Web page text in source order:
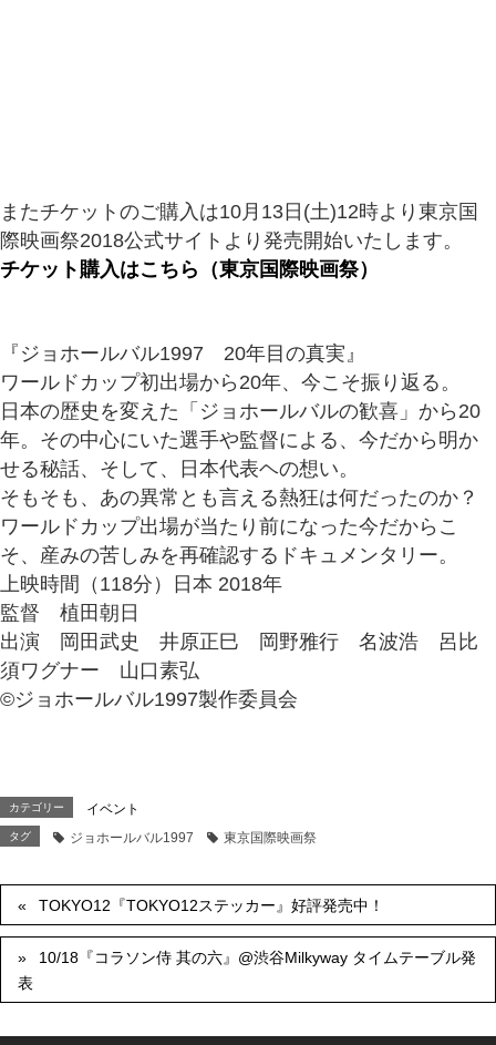
またチケットのご購入は10月13日(土)12時より東京国
際映画祭2018公式サイトより発売開始いたします。
チケット購入はこちら（東京国際映画祭）
『ジョホールバル1997 20年目の真実』
ワールドカップ初出場から20年、今こそ振り返る。
日本の歴史を変えた「ジョホールバルの歓喜」から20
年。その中心にいた選手や監督による、今だから明か
せる秘話、そして、日本代表ヘの想い。
そもそも、あの異常とも言える熱狂は何だったのか？
ワールドカップ出場が当たり前になった今だからこ
そ、産みの苦しみを再確認するドキュメンタリー。
上映時間（118分）日本 2018年
監督 植田朝日
出演 岡田武史 井原正巳 岡野雅行 名波浩 呂比
須ワグナー 山口素弘
©ジョホールバル1997製作委員会
カテゴリー イベント
タグ ジョホールバル1997 東京国際映画祭
TOKYO12『TOKYO12ステッカー』好評発売中！
10/18『コラソン侍 其の六』@渋谷Milkyway タイムテーブル発
表